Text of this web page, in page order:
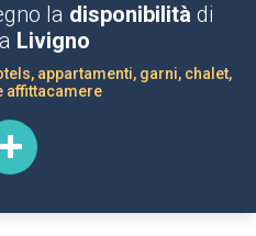
la disponibilità di
Livigno
appartamenti, garni, chalet,
affittacamere